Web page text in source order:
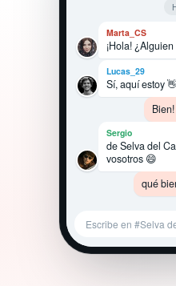
Marta_CS
¡Hola!
Lucas_29
Sí, aquí estoy
Sergio
de Selva del
vosotros 😄
qué
Escribe en #Selva